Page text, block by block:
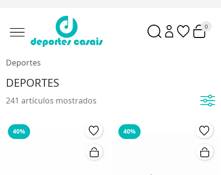
0
Deportes
DEPORTES
241 artículos mostrados
40% 40%